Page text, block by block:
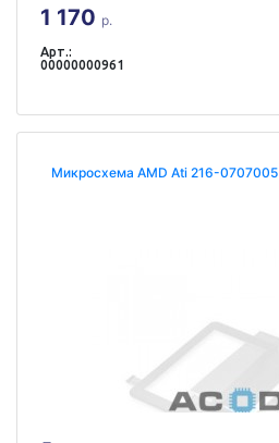
1 170 р.
Арт.:
00000000961
Микросхема AMD Ati 216-0707005